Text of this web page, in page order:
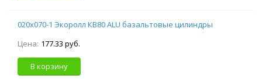
020х070-1 Экоролл КВ80 ALU базальтовые цилиндры
Цена: 177.33 руб.
В корзину